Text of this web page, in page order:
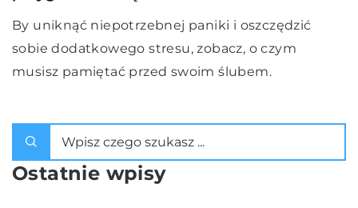
By uniknąć niepotrzebnej paniki i oszczędzić
sobie dodatkowego stresu, zobacz, o czym
musisz pamiętać przed swoim ślubem.
Ostatnie wpisy